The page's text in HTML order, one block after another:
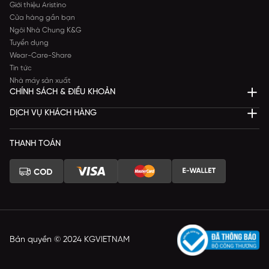
Giới thiệu Aristino
Cửa hàng gần bạn
Ngôi Nhà Chung K&G
Tuyển dụng
Wear-Care-Share
Tin tức
Nhà máy sản xuất
CHÍNH SÁCH & ĐIỀU KHOẢN
DỊCH VỤ KHÁCH HÀNG
THANH TOÁN
Bản quyền © 2024 KGVIETNAM